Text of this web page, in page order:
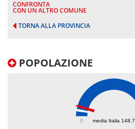
CONFRONTA
CON UN ALTRO COMUNE
TORNA ALLA PROVINCIA
POPOLAZIONE
media Italia 148.7
0